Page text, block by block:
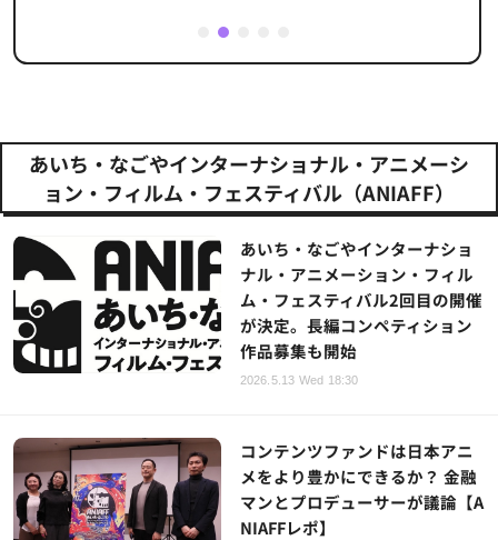
2
あいち・なごやインターナショナル・アニメーシ
ョン・フィルム・フェスティバル（ANIAFF）
あいち・なごやインターナショ
ナル・アニメーション・フィル
ム・フェスティバル2回目の開催
が決定。長編コンペティション
作品募集も開始
2026.5.13 Wed 18:30
コンテンツファンドは日本アニ
メをより豊かにできるか？ 金融
マンとプロデューサーが議論【A
NIAFFレポ】